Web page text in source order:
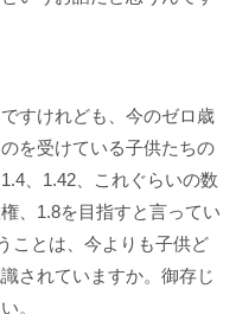
すけれども、今のゼロ歳
を受けている子供たちの
、1.42、これぐらいの数
、1.8を目指すと言ってい
ことは、今よりも子供ど
されていますか。御存じ
。